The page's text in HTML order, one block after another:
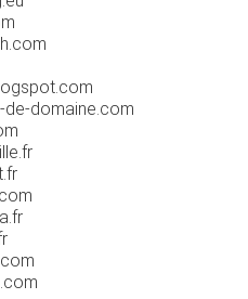
de-domaine.com